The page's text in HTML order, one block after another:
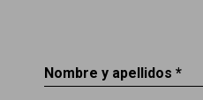
Nombre y apellidos *